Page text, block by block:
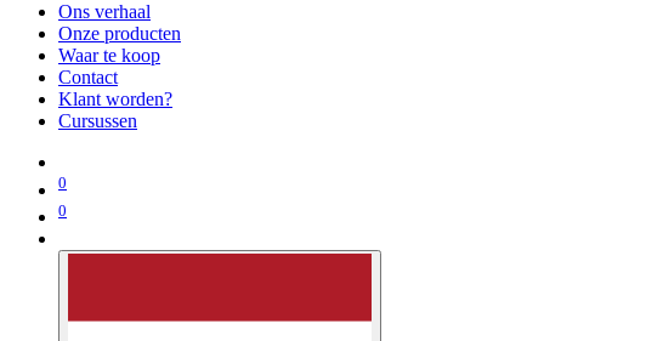
Ons verhaal
Onze producten
Waar te koop
Contact
Klant worden?
Cursussen
0
0